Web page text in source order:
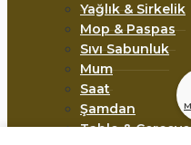
Yağlık & Sirkelik
Mop & Paspas
Sıvı Sabunluk
Mum
Saat
Şamdan
Tablo & Çerçeve